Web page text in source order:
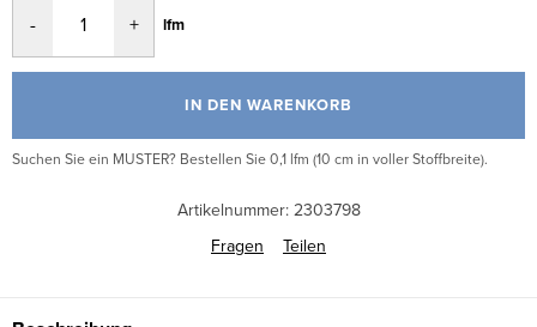
lfm
IN DEN WARENKORB
Suchen Sie ein MUSTER? Bestellen Sie 0,1 lfm (10 cm in voller Stoffbreite).
Artikelnummer: 2303798
Fragen
Teilen